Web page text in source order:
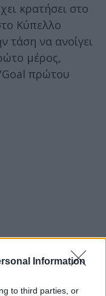
Information
to third parties, or
κρατήσει στο
Κύπελλο
τάση να ανοίγει
μέρος,
Goal πρώτου